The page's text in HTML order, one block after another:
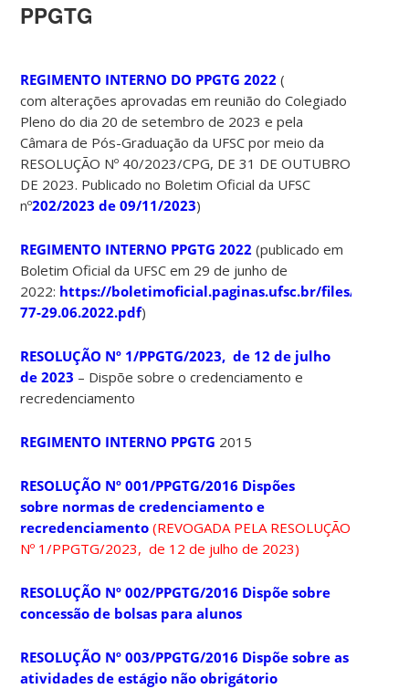
PPGTG
REGIMENTO INTERNO DO PPGTG 2022 (
com alterações aprovadas em reunião do Colegiado
Pleno do dia 20 de setembro de 2023 e pela
Câmara de Pós-Graduação da UFSC por meio da
RESOLUÇÃO Nº 40/2023/CPG, DE 31 DE OUTUBRO
DE 2023. Publicado no Boletim Oficial da UFSC
nº202/2023 de 09/11/2023)
REGIMENTO INTERNO PPGTG 2022 (publicado em
Boletim Oficial da UFSC em 29 de junho de
2022: https://boletimoficial.paginas.ufsc.br/files/2022/
77-29.06.2022.pdf)
RESOLUÇÃO Nº 1/PPGTG/2023, de 12 de julho
de 2023 – Dispõe sobre o credenciamento e
recredenciamento
REGIMENTO INTERNO PPGTG 2015
RESOLUÇÃO Nº 001/PPGTG/2016 Dispões
sobre normas de credenciamento e
recredenciamento (REVOGADA PELA RESOLUÇÃO
Nº 1/PPGTG/2023, de 12 de julho de 2023)
RESOLUÇÃO Nº 002/PPGTG/2016 Dispõe sobre
concessão de bolsas para alunos
RESOLUÇÃO Nº 003/PPGTG/2016 Dispõe sobre as
atividades de estágio não obrigátorio